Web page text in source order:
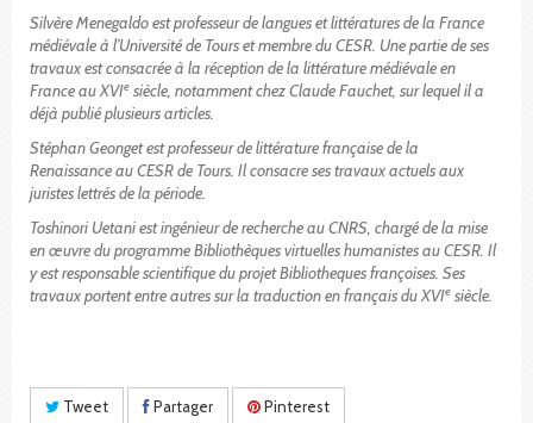
Silvère Menegaldo est professeur de langues et littératures de la France
médiévale à l’Université de Tours et membre du CESR. Une partie de ses
travaux est consacrée à la réception de la littérature médiévale en
France au XVIe siècle, notamment chez Claude Fauchet, sur lequel il a
déjà publié plusieurs articles.
Stéphan Geonget est professeur de littérature française de la
Renaissance au CESR de Tours. Il consacre ses travaux actuels aux
juristes lettrés de la période.
Toshinori Uetani est ingénieur de recherche au CNRS, chargé de la mise
en œuvre du programme Bibliothèques virtuelles humanistes au CESR. Il
y est responsable scientifique du projet Bibliotheques françoises. Ses
travaux portent entre autres sur la traduction en français du XVIe siècle.
Tweet Partager Pinterest